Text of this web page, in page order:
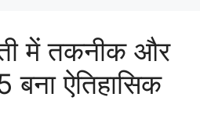
में तकनीक और
ऐतिहासिक